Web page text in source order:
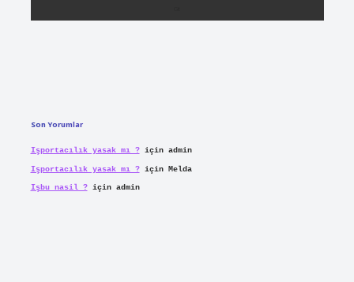
Son Yorumlar
Işportacılık yasak mı ?için admin
Işportacılık yasak mı ?için Melda
Işbu nasil ?için admin